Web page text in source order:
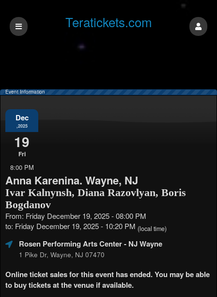
Teratickets.com
Event Information
Dec
,2025
19
Fri
8:00 PM
Anna Karenina. Wayne, NJ
Ivar Kalnynsh, Diana Razovlyan, Boris
Bogdanov
From: Friday December 19, 2025 - 08:00 PM
to: Friday December 19, 2025 - 10:20 PM (local time)
Rosen Performing Arts Center- NJ Wayne
1 Pike Dr, Wayne, NJ 07470
Online ticket sales for this event has ended. You may be able
to buy tickets at the venue if available.